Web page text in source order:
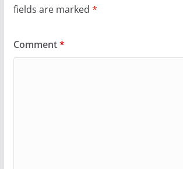
fields are marked *
Comment*